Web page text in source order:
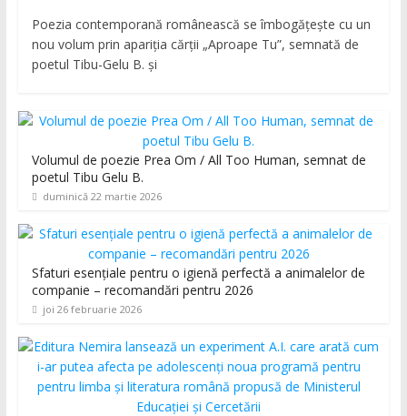
Poezia contemporană românească se îmbogățește cu un
nou volum prin apariția cărții „Aproape Tu”, semnată de
poetul Tibu-Gelu B. și
Volumul de poezie Prea Om / All Too Human, semnat de
poetul Tibu Gelu B.
duminică 22 martie 2026
Sfaturi esențiale pentru o igienă perfectă a animalelor de
companie – recomandări pentru 2026
joi 26 februarie 2026